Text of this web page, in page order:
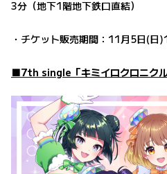
3分（地下1階地下鉄口直結）
・チケット販売期間：11月5日(
■7th single「キミイロクロニク